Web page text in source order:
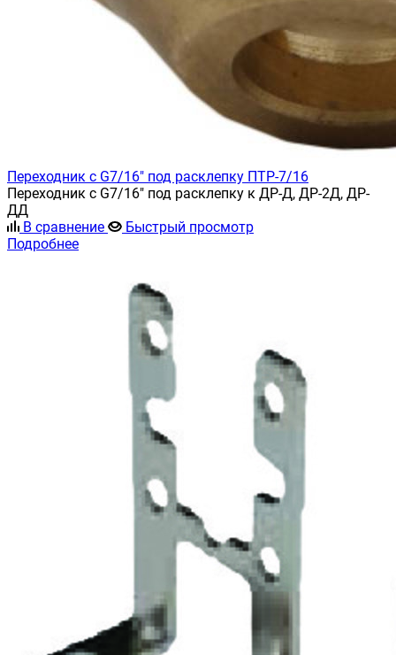
Переходник с G7/16" под расклепку ПТР-7/16
Переходник с G7/16" под расклепку к ДР-Д, ДР-2Д, ДР-
ДД
В сравнение
Быстрый просмотр
Подробнее